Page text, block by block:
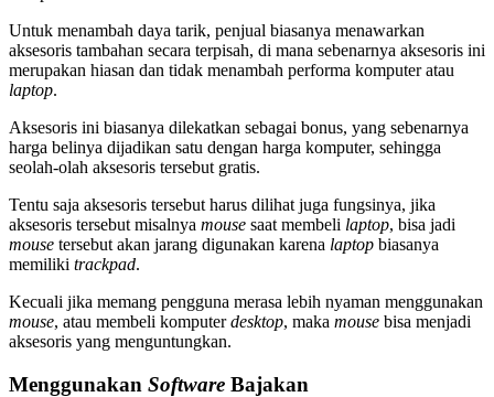
Untuk menambah daya tarik, penjual biasanya menawarkan
aksesoris tambahan secara terpisah, di mana sebenarnya aksesoris ini
merupakan hiasan dan tidak menambah performa komputer atau
laptop.
Aksesoris ini biasanya dilekatkan sebagai bonus, yang sebenarnya
harga belinya dijadikan satu dengan harga komputer, sehingga
seolah-olah aksesoris tersebut gratis.
Tentu saja aksesoris tersebut harus dilihat juga fungsinya, jika
aksesoris tersebut misalnya mouse saat membeli laptop, bisa jadi
mouse tersebut akan jarang digunakan karena laptop biasanya
memiliki trackpad.
Kecuali jika memang pengguna merasa lebih nyaman menggunakan
mouse, atau membeli komputerdesktop, maka mouse bisa menjadi
aksesoris yang menguntungkan.
Menggunakan Software Bajakan